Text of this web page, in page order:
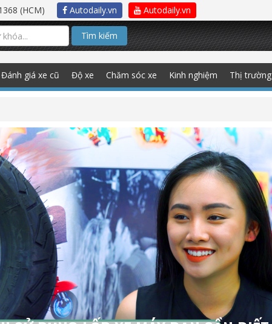
(HCM) Autodaily.vn Autodaily.vn
Tìm kiếm
Đánh giá xe cũ Độ xe Chăm sóc xe Kinh nghiệm Thị trường